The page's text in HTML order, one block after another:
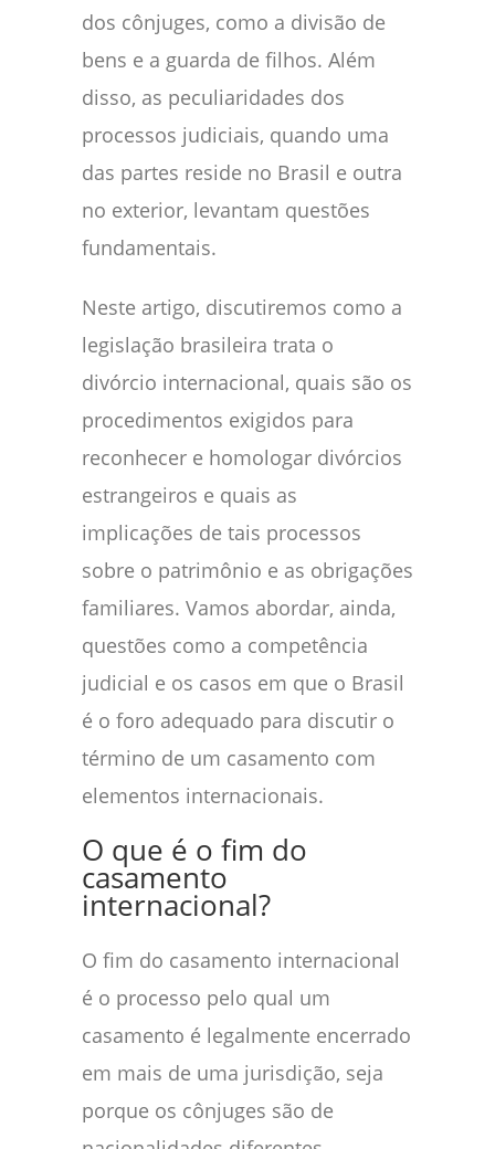
dos cônjuges, como a divisão de
bens e a guarda de filhos. Além
disso, as peculiaridades dos
processos judiciais, quando uma
das partes reside no Brasil e outra
no exterior, levantam questões
fundamentais.
Neste artigo, discutiremos como a
legislação brasileira trata o
divórcio internacional, quais são os
procedimentos exigidos para
reconhecer e homologar divórcios
estrangeiros e quais as
implicações de tais processos
sobre o patrimônio e as obrigações
familiares. Vamos abordar, ainda,
questões como a competência
judicial e os casos em que o Brasil
é o foro adequado para discutir o
término de um casamento com
elementos internacionais.
O que é o fim do
casamento
internacional?
O fim do casamento internacional
é o processo pelo qual um
casamento é legalmente encerrado
em mais de uma jurisdição, seja
porque os cônjuges são de